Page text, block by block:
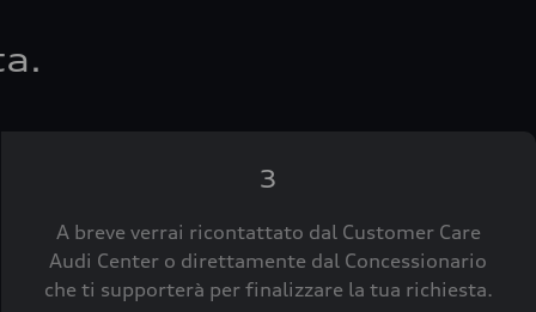
3
A breve verrai ricontattato dal Customer Care
Audi Center o direttamente dal Concessionario
che ti supporterà per finalizzare la tua richiesta.